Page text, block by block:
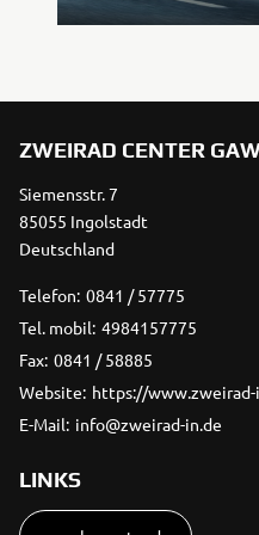
ZWEIRAD CENTER
Siemensstr. 7
85055 Ingolstadt
Deutschland
Telefon: 0841 / 57775
Tel. mobil: 4984157775
Fax: 0841 / 58885
Website: https://
E-Mail: info@zweirad-in.de
LINKS